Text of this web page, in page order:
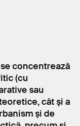
concentrează
(cu
sau
cât şi a
şi de